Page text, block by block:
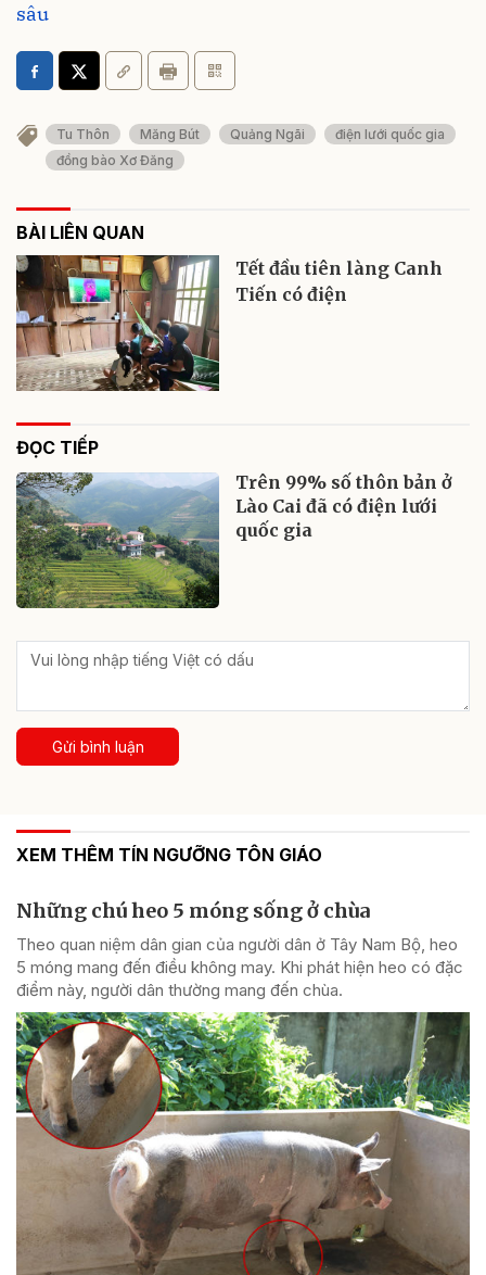
sâu
Tu Thôn Măng Bút Quảng Ngãi
điện lưới quốc gia
đồng bào Xơ Đăng
BÀI LIÊN QUAN
Tết đầu tiên làng Canh
Tiến có điện
ĐỌC TIẾP
Trên 99% số thôn bản ở
Lào Cai đã có điện lưới
quốc gia
Gửi bình luận
XEM THÊM TÍN NGƯỠNG TÔN GIÁO
Những chú heo 5 móng sống ở chùa
Theo quan niệm dân gian của người dân ở Tây Nam Bộ, heo
5 móng mang đến điều không may. Khi phát hiện heo có đặc
điểm này, người dân thường mang đến chùa.